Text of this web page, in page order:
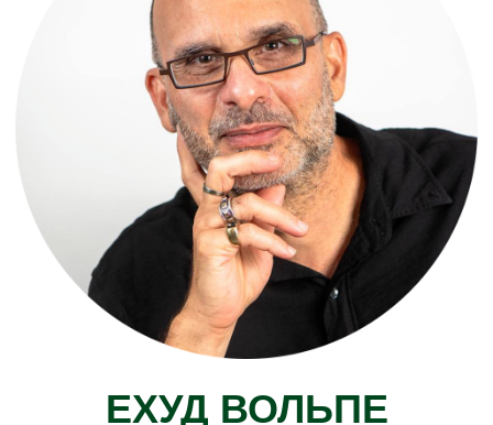
Тастин в Амершеме (Великобритания).
В 2002 году он получил премию
Мемориального фонда Франсис Тастин
(Лос-Анджелес, США). Он также является
главным редактором «Журнала детского
психоанализа». Его работы в основном
посвящены психопатологии детей
и подростков и детскому психоанализу,
в частности, психоанализу аутичных
и психотических детей.
Дидье Узель является автором
многочисленных публикаций и редактором
двух книг: Психоаналитическая
с Р. Хиншелвудом) и Невидимые границы: